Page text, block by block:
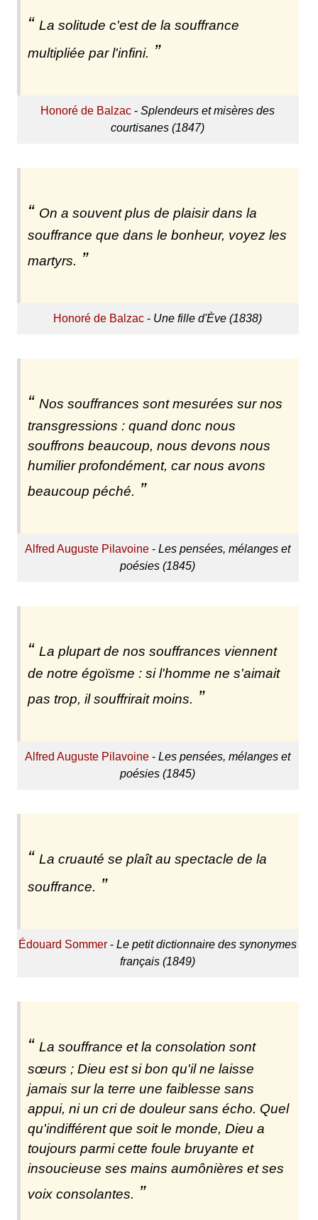
La solitude c'est de la souffrance
multipliée par l'infini.
Honoré de Balzac -Splendeurs et misères des
courtisanes (1847)
On a souvent plus de plaisir dans la
souffrance que dans le bonheur, voyez les
martyrs.
Honoré de Balzac - Une fille d'Ève (1838)
Nos souffrances sont mesurées sur nos
transgressions : quand donc nous
souffrons beaucoup, nous devons nous
humilier profondément, car nous avons
beaucoup péché.
Alfred Auguste Pilavoine -Les pensées, mélanges et
poésies (1845)
La plupart de nos souffrances viennent
de notre égoïsme : si l'homme ne s'aimait
pas trop, il souffrirait moins.
Alfred Auguste Pilavoine -Les pensées, mélanges et
poésies (1845)
La cruauté se plaît au spectacle de la
souffrance.
Édouard Sommer -Le petit dictionnaire des synonymes
français (1849)
La souffrance et la consolation sont
sœurs ; Dieu est si bon qu'il ne laisse
jamais sur la terre une faiblesse sans
appui, ni un cri de douleur sans écho. Quel
qu'indifférent que soit le monde, Dieu a
toujours parmi cette foule bruyante et
insoucieuse ses mains aumônières et ses
voix consolantes.